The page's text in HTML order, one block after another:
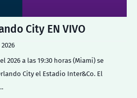
City EN VIVO
2026 a las 19:30 horas (Miami) se
City el Estadio Inter&Co. El